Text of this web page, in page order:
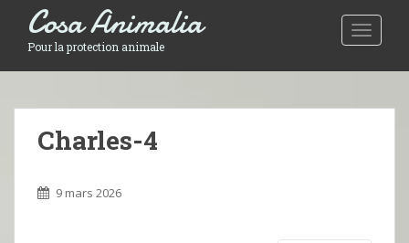
Toggle
Cosa Animalia
Pour la protection animale
Charles-4
9 mars 2026